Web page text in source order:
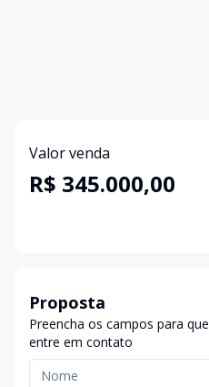
Valor venda
R$ 345.000,00
Proposta
Preencha os campos para
entre em contato